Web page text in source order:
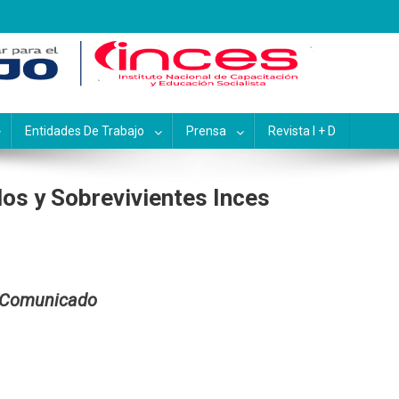
y Educación
Entidades De Trabajo Prensa Revista I + D
y Sobrevivientes Inces
Comunicado